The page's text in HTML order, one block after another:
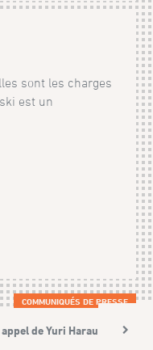
sont les charges
est un
COMMUNIQUÉS DE PRESSE
de Yuri Harauski,